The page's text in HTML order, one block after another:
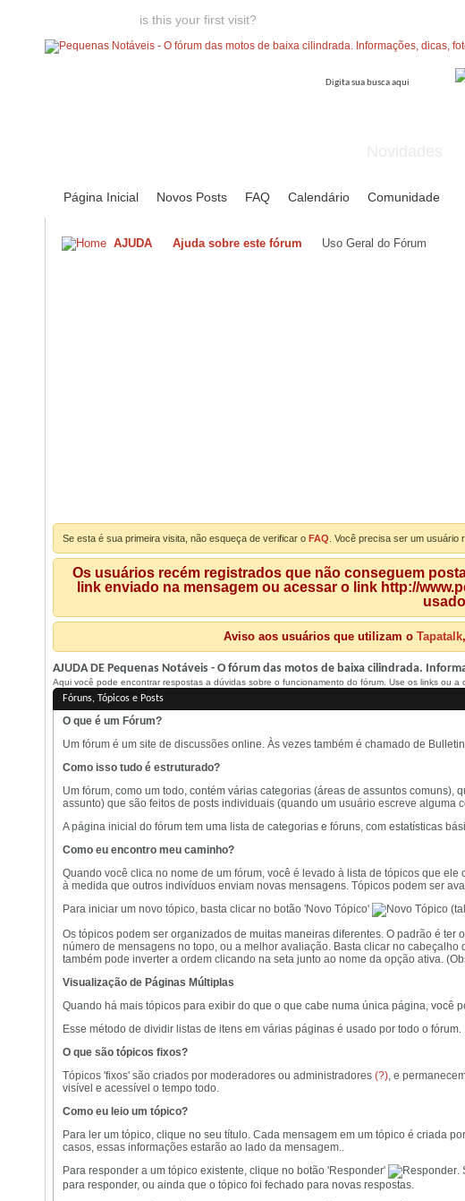
is this your first visit?
Página Inicial Novos Posts FAQ Calendário Comunidade
AJUDA Ajuda sobre este fórum Uso Geral do Fórum
Se esta é sua primeira visita, não esqueça de verificar o FAQ . Você precisa ser um
Os usuários recém registrados que não conseguem
link enviado na mensagem ou acessar o link http://
Aviso aos usuários que utilizam o Tapatalk
AJUDA DE Pequenas Notáveis - O fórum das motos de baixa cilindrada.
Aqui você pode encontrar respostas a dúvidas sobre o funcionamento do fórum. Use os links ou a
Fóruns, Tópicos e Posts
O que é um Fórum?
Um fórum é um site de discussões online. Às vezes também é chamado de
Como isso tudo é estruturado?
Um fórum, como um todo, contém várias categorias (áreas de assuntos
assunto) que são feitos de posts individuais (quando um usuário escreve alguma
A página inicial do fórum tem uma lista de categorias e fóruns, com estatísticas
Como eu encontro meu caminho?
Quando você clica no nome de um fórum, você é levado à lista de tópicos que
à medida que outros indivíduos enviam novas mensagens. Tópicos podem ser
Para iniciar um novo tópico, basta clicar no botão 'Novo Tópico'
Os tópicos podem ser organizados de muitas maneiras diferentes. O padrão é
número de mensagens no topo, ou a melhor avaliação. Basta clicar no
também pode inverter a ordem clicando na seta junto ao nome da opção ativa.
Visualização de Páginas Múltiplas
Quando há mais tópicos para exibir do que o que cabe numa única página, você
Esse método de dividir listas de itens em várias páginas é usado por todo o fórum.
O que são tópicos fixos?
Tópicos 'fixos' são criados por moderadores ou administradores (?), e
visível e acessível o tempo todo.
Como eu leio um tópico?
Para ler um tópico, clique no seu título. Cada mensagem em um tópico é criada
casos, essas informações estarão ao lado da mensagem..
Para responder a um tópico existente, clique no botão 'Responder'
.
para responder, ou ainda que o tópico foi fechado para novas respostas.